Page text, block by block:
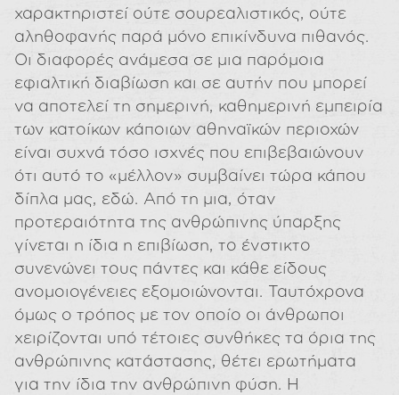
χαρακτηριστεί ούτε σουρεαλιστικός, ούτε
αληθοφανής παρά μόνο επικίνδυνα πιθανός.
Οι διαφορές ανάμεσα σε μια παρόμοια
εφιαλτική διαβίωση και σε αυτήν που μπορεί
να αποτελεί τη σημερινή, καθημερινή εμπειρία
των κατοίκων κάποιων αθηναϊκών περιοχών
είναι συχνά τόσο ισχνές που επιβεβαιώνουν
ότι αυτό το «μέλλον» συμβαίνει τώρα κάπου
δίπλα μας, εδώ. Από τη μια, όταν
προτεραιότητα της ανθρώπινης ύπαρξης
γίνεται η ίδια η επιβίωση, το ένστικτο
συνενώνει τους πάντες και κάθε είδους
ανομοιογένειες εξομοιώνονται. Ταυτόχρονα
όμως ο τρόπος με τον οποίο οι άνθρωποι
χειρίζονται υπό τέτοιες συνθήκες τα όρια της
ανθρώπινης κατάστασης, θέτει ερωτήματα
για την ίδια την ανθρώπινη φύση. Η